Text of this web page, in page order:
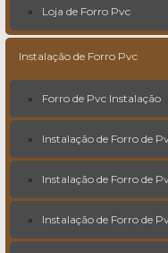
Loja de Forro Pvc
Instalação de Forro Pvc
Forro de Pvc Instalação
Instalação de Forro de
Instalação de Forro de
Instalação de Forro de